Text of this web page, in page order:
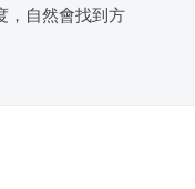
，自然會找到方